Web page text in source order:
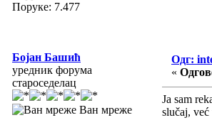
Поруке: 7.477
Бојан Башић
уредник форума
староседелац
Ван мреже
Одг:
«
Ja sam
slučaj,